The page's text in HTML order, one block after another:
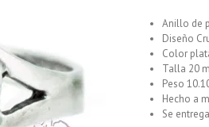
Anillo de
Diseño
Color
Talla 20
Peso
Hecho a
Se